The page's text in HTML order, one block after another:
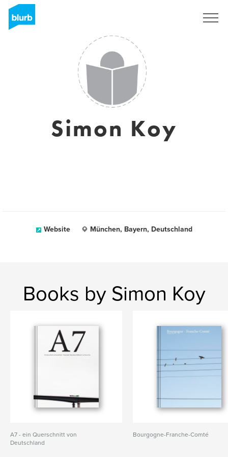
Simon Koy
Website München, Bayern, Deutschland
Books by Simon Koy
A7 - ein Querschnitt von
Deutschland
Bourgogne-Franche-Comté